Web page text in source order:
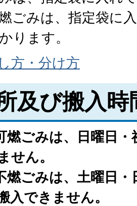
ごみは、指定袋に
ります。
方・分け方
及び搬入時
燃ごみは、日曜日・
せん。
燃ごみは、土曜日・
入できません。